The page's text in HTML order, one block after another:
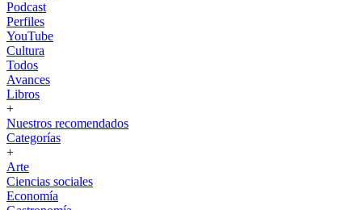
Podcast
Perfiles
YouTube
Cultura
Todos
Avances
Libros
+
Nuestros recomendados
Categorías
+
Arte
Ciencias sociales
Economía